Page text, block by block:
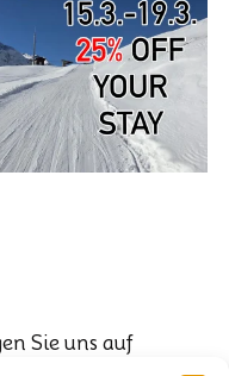
Sie uns auf